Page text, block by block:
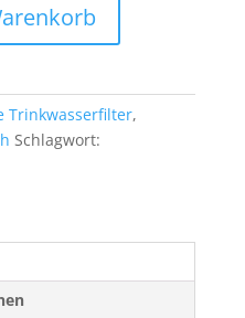
Trinkwasserfilter,
Schlagwort: